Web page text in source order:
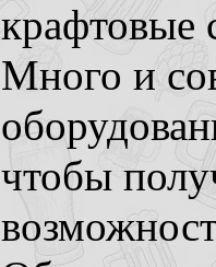
крафтовые
Много и
чтобы